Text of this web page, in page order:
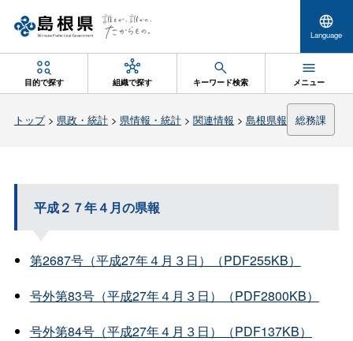
Language
目的で探す 組織で探す キーワード検索 メニュー
トップ> 県政・統計> 県情報・統計> 関連情報 > 島根県報 総務課
平成２７年４月の県報
第2687号（平成27年４月３日）（PDF255KB）
号外第83号（平成27年４月３日）（PDF2800KB）
号外第84号（平成27年４月３日）（PDF137KB）